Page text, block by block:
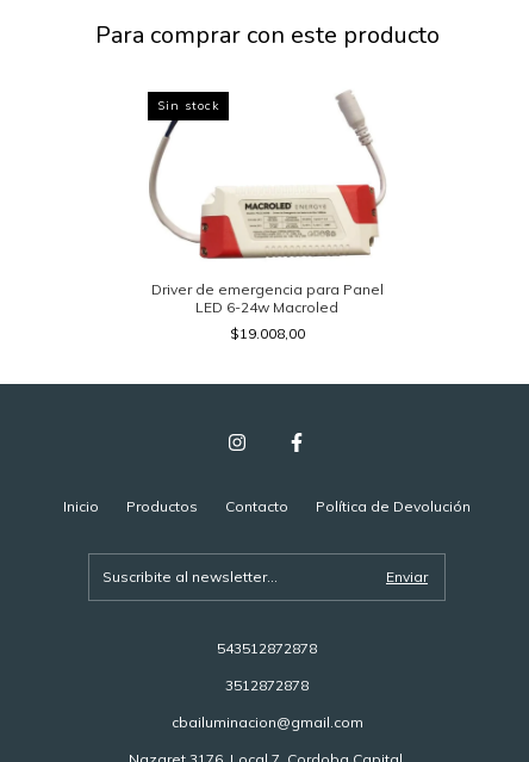
Para comprar con este producto
Sin stock
Driver de emergencia para Panel
LED 6-24w Macroled
$19.008,00
Inicio Productos Contacto Política de Devolución
543512872878
3512872878
cbailuminacion@gmail.com